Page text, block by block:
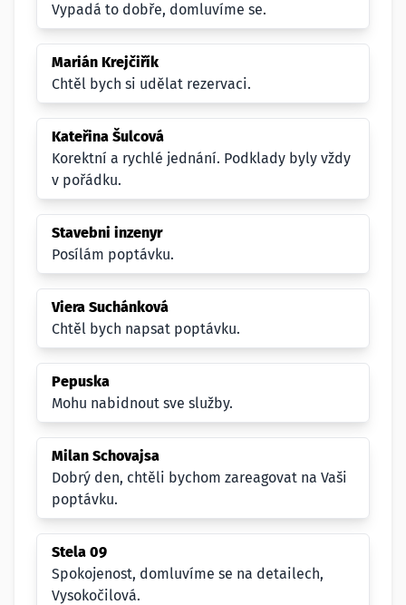
Vypadá to dobře, domluvíme se.
Marián Krejčiřík
Chtěl bych si udělat rezervaci.
Kateřina Šulcová
Korektní a rychlé jednání. Podklady byly vždy
v pořádku.
Stavebni inzenyr
Posílám poptávku.
Viera Suchánková
Chtěl bych napsat poptávku.
Pepuska
Mohu nabidnout sve služby.
Milan Schovajsa
Dobrý den, chtěli bychom zareagovat na Vaši
poptávku.
Stela 09
Spokojenost, domluvíme se na detailech,
Vysokočilová.